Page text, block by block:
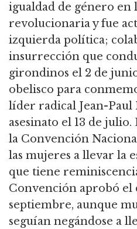
igualdad de género en
revolucionaria y fue
izquierda política;
insurrección que
girondinos el 2 de
obelisco para
líder radical Jean-Paul
asesinato el 13 de
la Convención
las mujeres a llevar la
que tiene
Convención aprobó el
septiembre, aunque
seguían negándose a